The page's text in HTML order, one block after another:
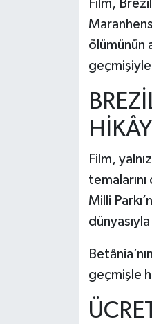
Film,
ölümünün
Film,
Milli
geçmişle